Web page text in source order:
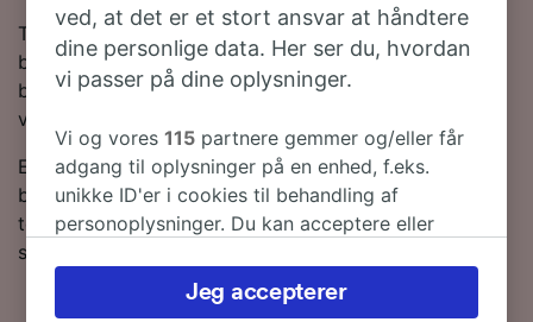
Togbilletter fra Eisenhüttenstadt til Berlin er som regel
billigere, når du bestiller i forvejen sammenlignet med
billetter købt på selve rejsedagen. Lav en søgning i
vores Rejseplanlægger for at se de seneste priser.
Er du klar til at bestille? Begynd din søgning efter
billige togbilletter med os i dag. Læs mere om vores
togplan, hvor du kan se de første og sidste togtider
samt tips til, hvordan du finder billige togbilletter.
ved, at det er et stort ansvar at håndtere
dine personlige data. Her ser du, hvordan
vi passer på dine oplysninger.
Vi og vores115 partnere gemmer og/eller får
adgang til oplysninger på en enhed, f.eks.
unikke ID'er i cookies til behandling af
personoplysninger. Du kan acceptere eller
herunder din ret til at gøre indsigelse, hvor
legitim interesse bruges, eller når som helst på
Jeg accepterer